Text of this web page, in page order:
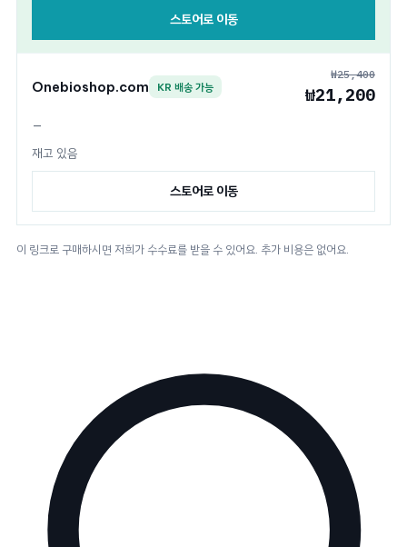
스토어로 이동
Onebioshop.com KR 배송 가능
—
재고 있음
₩25,400
₩21,200
스토어로 이동
이 링크로 구매하시면 저희가 수수료를 받을 수 있어요. 추가 비용은 없어요.